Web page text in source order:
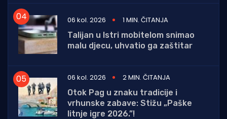
06 kol. 2026
1 MIN. ČITANJA
Talijan u Istri mobitelom snimao
malu djecu, uhvatio ga zaštitar
06 kol. 2026
2 MIN. ČITANJA
Otok Pag u znaku tradicije i
vrhunske zabave: Stižu „Paške
litnje igre 2026.”!